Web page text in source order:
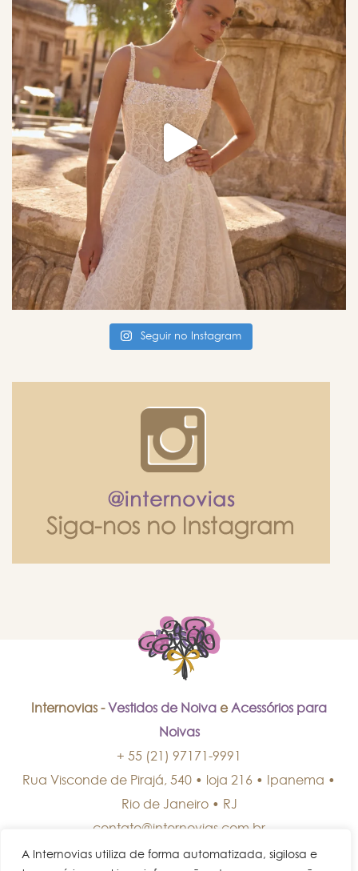
A Internovias utiliza de forma automatizada, sigilosa e
Seguir no Instagram
Internovias - Vestidos de Noiva e Acessórios para
Noivas
+ 55 (21) 97171-9991
Rua Visconde de Pirajá, 540 • loja 216 • Ipanema •
Rio de Janeiro• RJ
contato@internovias.com.br